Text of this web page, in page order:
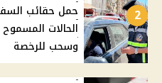
2
حمل حقائب
الحالات
وسحب للرخصة